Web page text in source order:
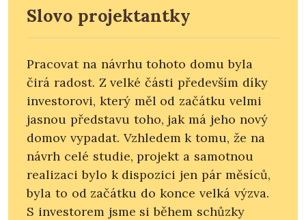
Slovo projektantky
Pracovat na návrhu tohoto domu byla
čirá radost. Z velké části především díky
investorovi, který měl od začátku velmi
jasnou představu toho, jak má jeho nový
domov vypadat. Vzhledem k tomu, že na
návrh celé studie, projekt a samotnou
realizaci bylo k dispozici jen pár měsíců,
byla to od začátku do konce velká výzva.
S investorem jsme si během schůzky